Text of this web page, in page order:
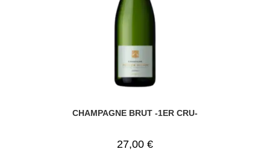
CHAMPAGNE BRUT -1ER CRU-
27,00 €